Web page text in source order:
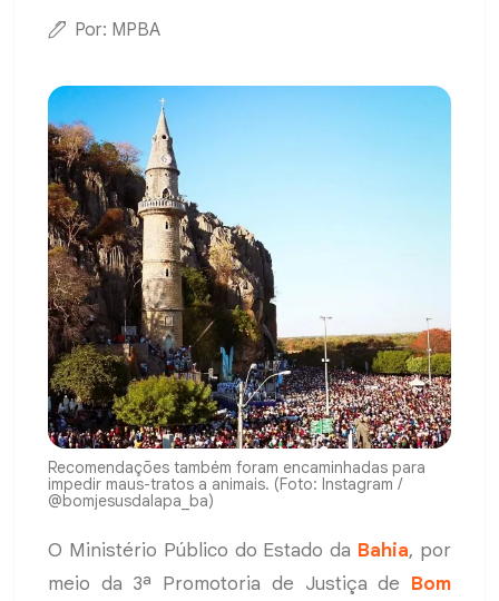
Por: MPBA
Recomendações também foram encaminhadas para
impedir maus-tratos a animais. (Foto: Instagram /
@bomjesusdalapa_ba)
O Ministério Público do Estado da Bahia, por
meio da 3ª Promotoria de Justiça de Bom